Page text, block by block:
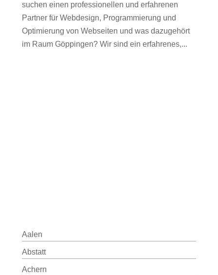
suchen einen professionellen und erfahrenen
Partner für Webdesign, Programmierung und
Optimierung von Webseiten und was dazugehört
im Raum Göppingen? Wir sind ein erfahrenes,...
Aalen
Abstatt
Achern